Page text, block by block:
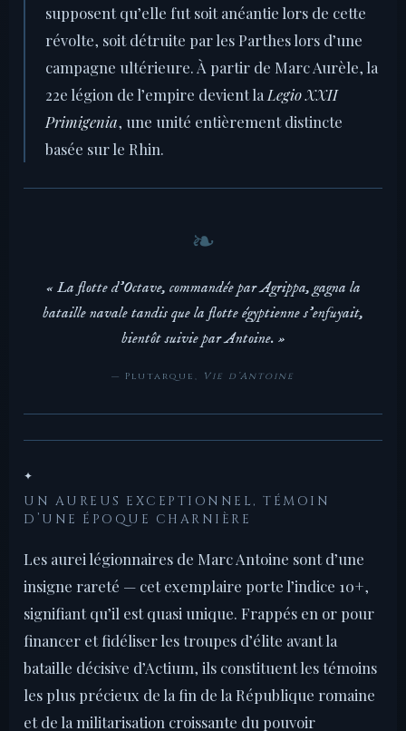
supposent qu’elle fut soit anéantie lors de cette
révolte, soit détruite par les Parthes lors d’une
campagne ultérieure. À partir de Marc Aurèle, la
22e légion de l’empire devient la Legio XXII
Primigenia, une unité entièrement distincte
basée sur le Rhin.
« La flotte d’Octave, commandée par Agrippa, gagna la
bataille navale tandis que la flotte égyptienne s’enfuyait,
bientôt suivie par Antoine. »
— Plutarque, Vie d’Antoine
✦
UN AUREUS EXCEPTIONNEL, TÉMOIN
D’UNE ÉPOQUE CHARNIÈRE
Les aurei légionnaires de Marc Antoine sont d’une
insigne rareté — cet exemplaire porte l’indice 10+,
signifiant qu’il est quasi unique. Frappés en or pour
financer et fidéliser les troupes d’élite avant la
bataille décisive d’Actium, ils constituent les témoins
les plus précieux de la fin de la République romaine
et de la militarisation croissante du pouvoir